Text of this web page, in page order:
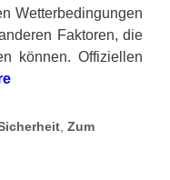
Wetterbedingungen
Faktoren, die
können. Offiziellen
,Zum